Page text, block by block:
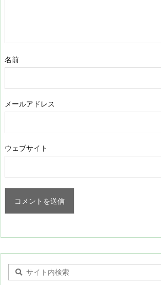
名前
メールアドレス
ウェブサイト